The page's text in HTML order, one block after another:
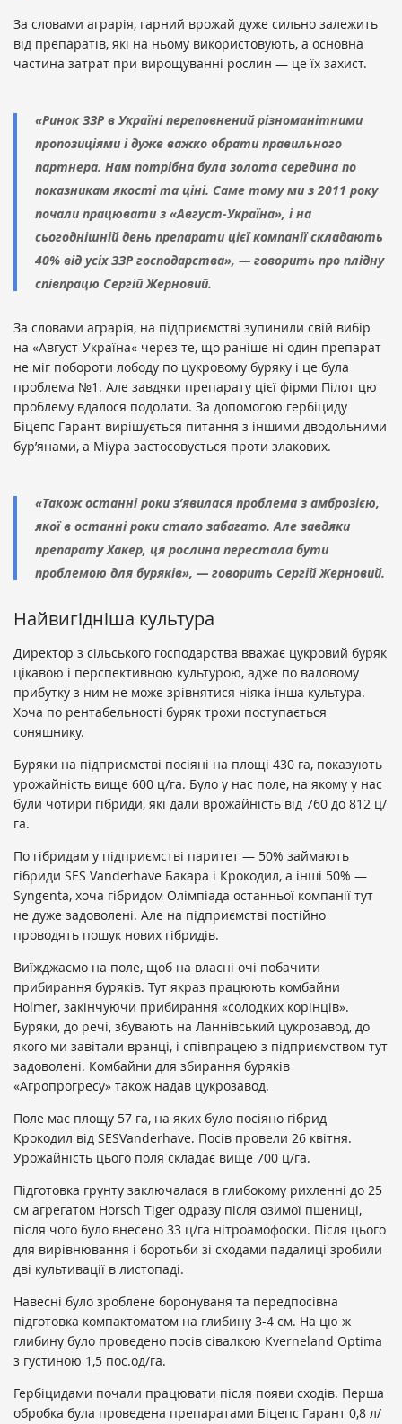
За словами аграрія, гарний врожай дуже сильно залежить
від препаратів, які на ньому використовують, а основна
частина затрат при вирощуванні рослин — це їх захист.
«Ринок ЗЗР в Україні переповнений різноманітними
пропозиціями і дуже важко обрати правильного
партнера. Нам потрібна була золота середина по
показникам якості та ціні. Саме тому ми з 2011 року
почали працювати з «Август-Україна», і на
сьогоднішній день препарати цієї компанії складають
40% від усіх ЗЗР господарства», — говорить про плідну
співпрацю Сергій Жерновий.
За словами аграрія, на підприємстві зупинили свій вибір
на «Август-Україна« через те, що раніше ні один препарат
не міг побороти лободу по цукровому буряку і це була
проблема №1. Але завдяки препарату цієї фірми Пілот цю
проблему вдалося подолати. За допомогою гербіциду
Біцепс Гарант вирішується питання з іншими дводольними
бур’янами, а Міура застосовується проти злакових.
«Також останні роки з’явилася проблема з амброзією,
якої в останні роки стало забагато. Але завдяки
препарату Хакер, ця рослина перестала бути
проблемою для буряків», — говорить Сергій Жерновий.
Найвигідніша культура
Директор з сільського господарства вважає цукровий буряк
цікавою і перспективною культурою, адже по валовому
прибутку з ним не може зрівнятися ніяка інша культура.
Хоча по рентабельності буряк трохи поступається
соняшнику.
Буряки на підприємстві посіяні на площі 430 га, показують
урожайність вище 600 ц/га. Було у нас поле, на якому у нас
були чотири гібриди, які дали врожайність від 760 до 812 ц/
га.
По гібридам у підприємстві паритет — 50% займають
гібриди SES Vanderhave Бакара і Крокодил, а інші 50% —
Syngenta, хоча гібридом Олімпіада останньої компанії тут
не дуже задоволені. Але на підприємстві постійно
проводять пошук нових гібридів.
Виїжджаємо на поле, щоб на власні очі побачити
прибирання буряків. Тут якраз працюють комбайни
Holmer, закінчуючи прибирання «солодких корінців».
Буряки, до речі, збувають на Ланнівський цукрозавод, до
якого ми завітали вранці, і співпрацею з підприємством тут
задоволені. Комбайни для збирання буряків
«Агропрогресу» також надав цукрозавод.
Поле має площу 57 га, на яких було посіяно гібрид
Крокодил від SESVanderhave. Посів провели 26 квітня.
Урожайність цього поля складає вище 700 ц/га.
Підготовка грунту заключалася в глибокому рихленні до 25
см агрегатом Horsch Tiger одразу після озимої пшениці,
після чого було внесено 33 ц/га нітроамофоски. Після цього
для вирівнювання і боротьби зі сходами падалиці зробили
дві культивації в листопаді.
Навесні було зроблене боронуваня та передпосівна
підготовка компактоматом на глибину 3-4 см. На цю ж
глибину було проведено посів сівалкою Kverneland Optima
з густиною 1,5 пос.од/га.
Гербіцидами почали працювати після появи сходів. Перша
обробка була проведена препаратами Біцепс Гарант 0,8 л/